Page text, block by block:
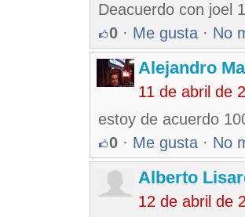
Deacuerdo con joel
0 · Me gusta · No
Alejandro
11 de abril de
estoy de acuerdo
0 · Me gusta · No
Alberto
12 de abril de